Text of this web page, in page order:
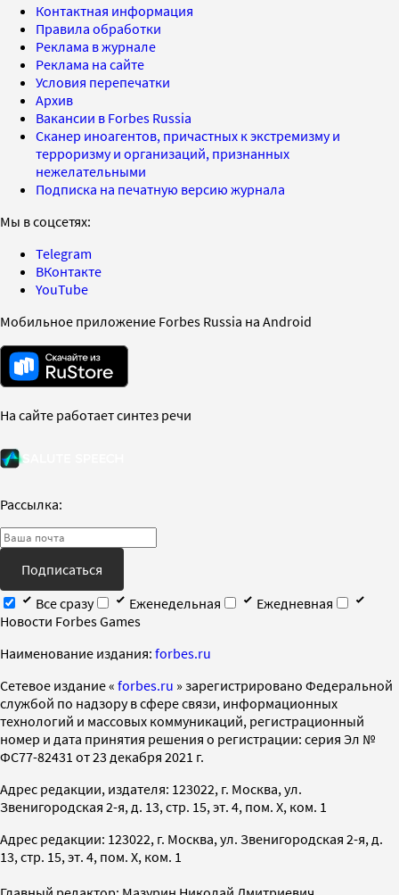
Контактная информация
Правила обработки
Реклама в журнале
Реклама на сайте
Условия перепечатки
Архив
Вакансии в Forbes Russia
Сканер иноагентов, причастных к экстремизму и
терроризму и организаций, признанных
нежелательными
Подписка на печатную версию журнала
Мы в соцсетях:
Telegram
ВКонтакте
YouTube
Мобильное приложение Forbes Russia на Android
На сайте работает синтез речи
Рассылка:
Подписаться
Все сразу
Еженедельная
Ежедневная
Новости Forbes Games
Наименование издания: forbes.ru
Cетевое издание « forbes.ru » зарегистрировано Федеральной
службой по надзору в сфере связи, информационных
технологий и массовых коммуникаций, регистрационный
номер и дата принятия решения о регистрации: серия Эл №
ФС77-82431 от 23 декабря 2021 г.
Адрес редакции, издателя: 123022, г. Москва, ул.
Звенигородская 2-я, д. 13, стр. 15, эт. 4, пом. X, ком. 1
Адрес редакции: 123022, г. Москва, ул. Звенигородская 2-я, д.
13, стр. 15, эт. 4, пом. X, ком. 1